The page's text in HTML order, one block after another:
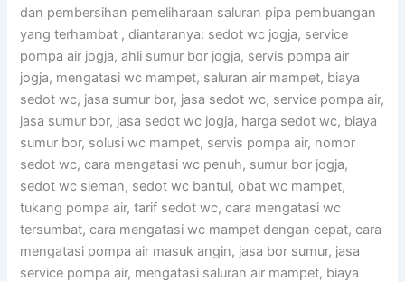
dan pembersihan pemeliharaan saluran pipa pembuangan
yang terhambat , diantaranya: sedot wc jogja, service
pompa air jogja, ahli sumur bor jogja, servis pompa air
jogja, mengatasi wc mampet, saluran air mampet, biaya
sedot wc, jasa sumur bor, jasa sedot wc, service pompa air,
jasa sumur bor, jasa sedot wc jogja, harga sedot wc, biaya
sumur bor, solusi wc mampet, servis pompa air, nomor
sedot wc, cara mengatasi wc penuh, sumur bor jogja,
sedot wc sleman, sedot wc bantul, obat wc mampet,
tukang pompa air, tarif sedot wc, cara mengatasi wc
tersumbat, cara mengatasi wc mampet dengan cepat, cara
mengatasi pompa air masuk angin, jasa bor sumur, jasa
service pompa air, mengatasi saluran air mampet, biaya